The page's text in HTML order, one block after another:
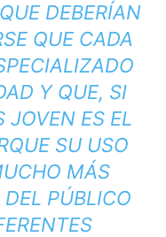
DEBERÍAN
QUE CADA
Y QUE, SI
JOVEN ES EL
SU USO
MÁS
PÚBLICO